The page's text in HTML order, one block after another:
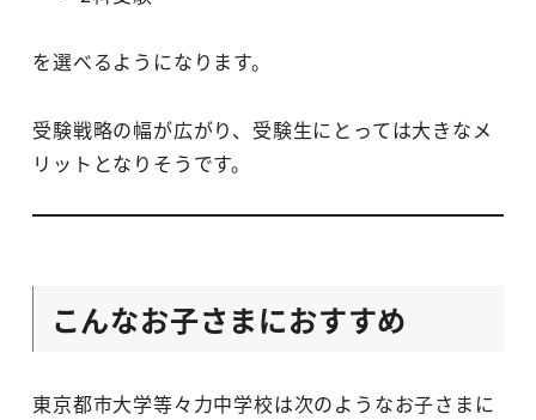
を選べるようになります。
受験戦略の幅が広がり、受験生にとっては大きなメ
リットとなりそうです。
こんなお子さまにおすすめ
東京都市大学等々力中学校は次のようなお子さまに